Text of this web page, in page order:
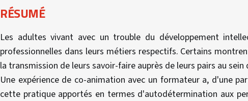
RÉSUMÉ
Les adultes vivant avec un trouble du développement
professionnelles dans leurs métiers respectifs. Certains
la transmission de leurs savoir-faire auprès de leurs pairs au
Une expérience de co-animation avec un formateur a, d'une
cette pratique apportés en termes d'autodétermination aux